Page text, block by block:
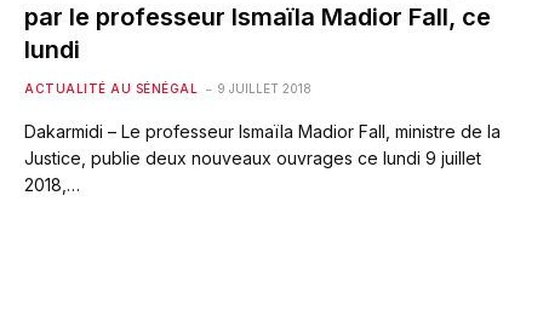
par le professeur Ismaïla Madior Fall, ce
lundi
ACTUALITÉ AU SÉNÉGAL 9 JUILLET 2018
Dakarmidi – Le professeur Ismaïla Madior Fall, ministre de la
Justice, publie deux nouveaux ouvrages ce lundi 9 juillet
2018,…